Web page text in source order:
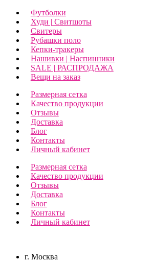
Футболки
Худи | Свитшоты
Свитеры
Рубашки поло
Кепки-тракеры
Нашивки | Наспинники
SALE | РАСПРОДАЖА
Вещи на заказ
Размерная сетка
Качество продукции
Отзывы
Доставка
Блог
Контакты
Личный кабинет
Размерная сетка
Качество продукции
Отзывы
Доставка
Блог
Контакты
Личный кабинет
г. Москва